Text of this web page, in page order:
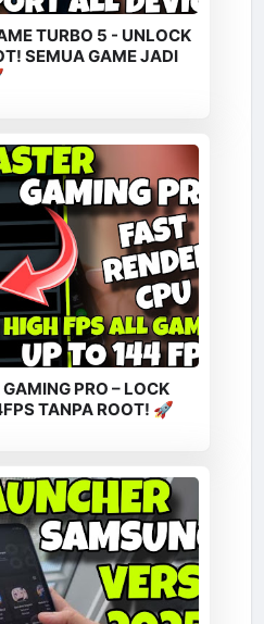
TURBO 5 - UNLOCK
SEMUA GAME JADI
PRO – LOCK
TANPA ROOT! 🚀